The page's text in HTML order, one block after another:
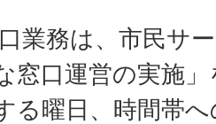
業務は、市民サ
窓口運営の実施
る曜日、時間帯